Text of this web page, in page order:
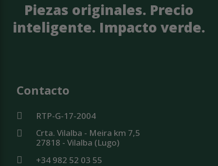
Piezas originales. Precio
inteligente. Impacto verde.
Contacto
RTP-G-17-2004
Crta. Vilalba - Meira km 7,5
27818 - Vilalba (Lugo)
+34 982 52 03 55